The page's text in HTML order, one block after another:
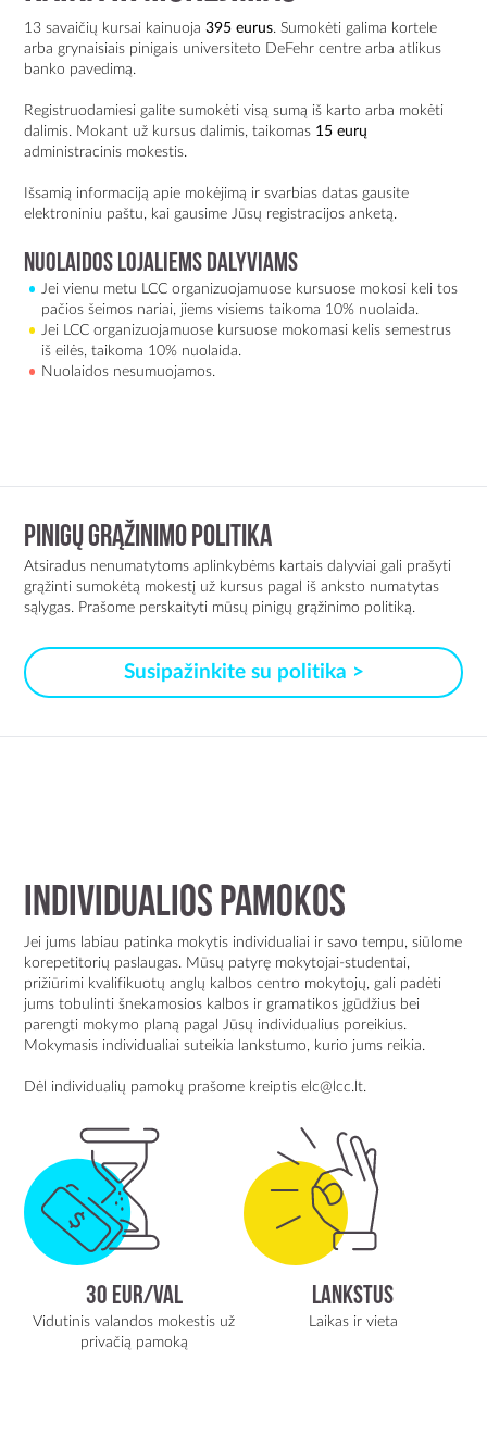
13 savaičių kursai kainuoja395 eurus. Sumokėti galima kortele
arba grynaisiais pinigais universiteto DeFehr centre arba atlikus
banko pavedimą.
Registruodamiesi galite sumokėti visą sumą iš karto arba mokėti
dalimis. Mokant už kursus dalimis, taikomas 15 eurų
administracinis mokestis.
Išsamią informaciją apie mokėjimą ir svarbias datas gausite
elektroniniu paštu, kai gausime Jūsų registracijos anketą.
NUOLAIDOS LOJALIEMS DALYVIAMS
Jei vienu metu LCC organizuojamuose kursuose mokosi keli tos
pačios šeimos nariai, jiems visiems taikoma 10% nuolaida.
Jei LCC organizuojamuose kursuose mokomasi kelis semestrus
iš eilės, taikoma 10% nuolaida.
Nuolaidos nesumuojamos.
Pinigų grąžinimo politika
Atsiradus nenumatytoms aplinkybėms kartais dalyviai gali prašyti
grąžinti sumokėtą mokestį už kursus pagal iš anksto numatytas
sąlygas. Prašome perskaityti mūsų pinigų grąžinimo politiką.
Susipažinkite su politika >
INDIVIDUALIOS PAMOKOS
Jei jums labiau patinka mokytis individualiai ir savo tempu, siūlome
korepetitorių paslaugas. Mūsų patyrę mokytojai-studentai,
prižiūrimi kvalifikuotų anglų kalbos centro mokytojų, gali padėti
jums tobulinti šnekamosios kalbos ir gramatikos įgūdžius bei
parengti mokymo planą pagal Jūsų individualius poreikius.
Mokymasis individualiai suteikia lankstumo, kurio jums reikia.
Dėl individualių pamokų prašome kreiptiselc@lcc.lt.
30 eur/val
Vidutinis valandos mokestis už
privačią pamoką
Lankstus
Laikas ir vieta